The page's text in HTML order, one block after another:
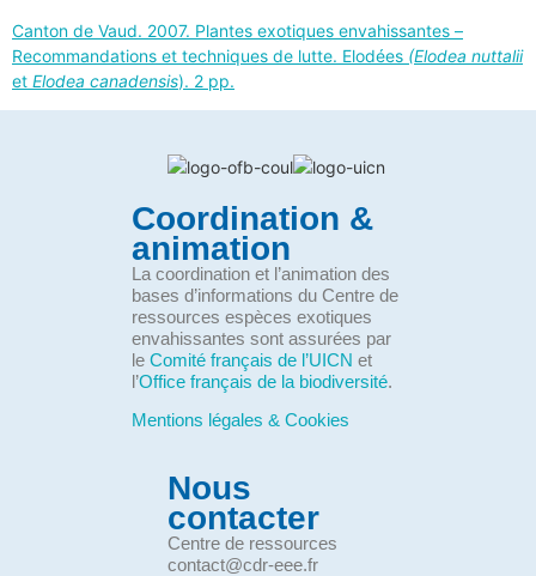
Canton de Vaud. 2007. Plantes exotiques envahissantes –
Recommandations et techniques de lutte. Elodées (Elodea nuttalii
et Elodea canadensis). 2 pp.
Coordination &
animation
La coordination et l’animation des
bases d’informations du Centre de
ressources espèces exotiques
envahissantes sont assurées par
le Comité français de l’UICN et
l’Office français de la biodiversité.
Mentions légales & Cookies
Nous
contacter
Centre de ressources
contact@cdr-eee.fr